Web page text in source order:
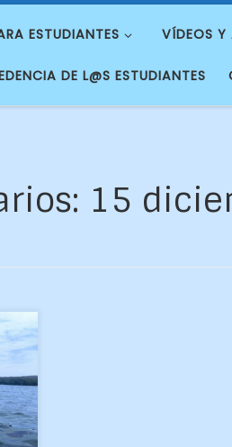
ESTUDIANTES VÍDEOS Y
DE L@S ESTUDIANTES
15
y
[…]